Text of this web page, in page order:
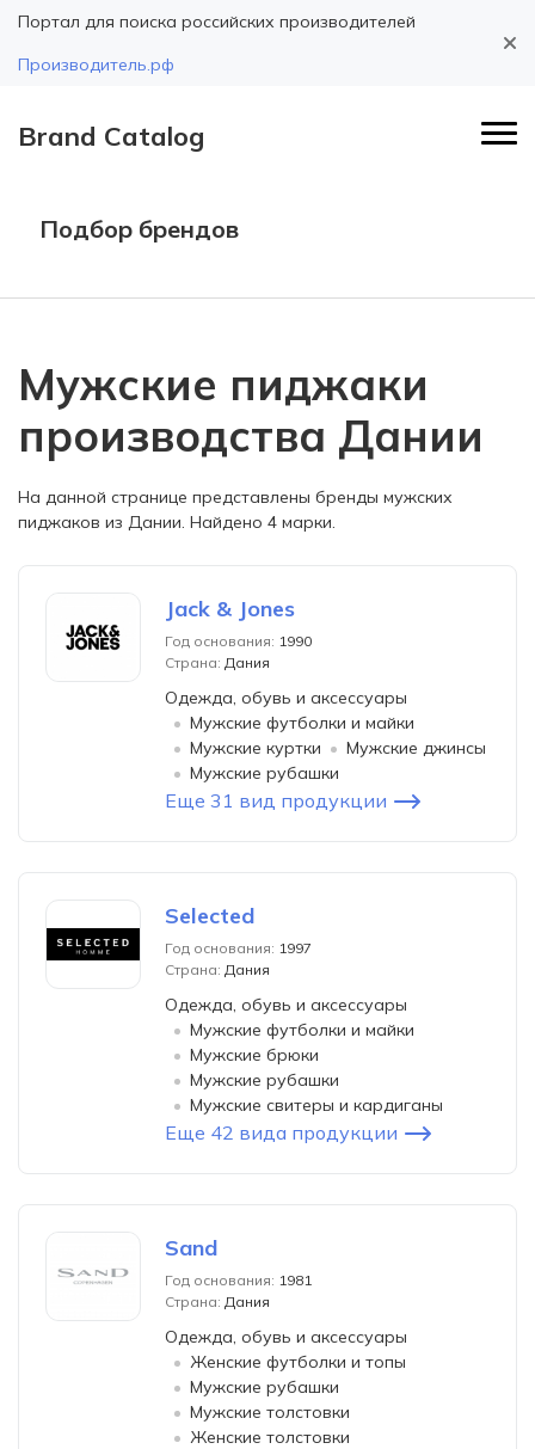
Портал для поиска российских производителей
Производитель.рф
Brand Catalog
Подбор брендов
Мужские пиджаки
производства Дании
На данной странице представлены бренды мужских
пиджаков из Дании. Найдено 4 марки.
Jack & Jones
Год основания: 1990
Страна: Дания
Одежда, обувь и аксессуары
Мужские футболки и майки
Мужские куртки
Мужские джинсы
Мужские рубашки
Еще 31 вид продукции
Selected
Год основания: 1997
Страна: Дания
Одежда, обувь и аксессуары
Мужские футболки и майки
Мужские брюки
Мужские рубашки
Мужские свитеры и кардиганы
Еще 42 вида продукции
Sand
Год основания: 1981
Страна: Дания
Одежда, обувь и аксессуары
Женские футболки и топы
Мужские рубашки
Мужские толстовки
Женские толстовки